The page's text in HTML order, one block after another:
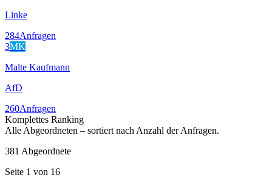
Linke
284Anfragen
3MK
Malte Kaufmann
AfD
260Anfragen
Komplettes Ranking
Alle Abgeordneten – sortiert nach Anzahl der Anfragen.
381 Abgeordnete
Seite 1 von 16